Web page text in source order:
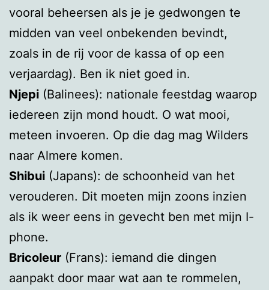
vooral beheersen als je je gedwongen te
midden van veel onbekenden bevindt,
zoals in de rij voor de kassa of op een
verjaardag). Ben ik niet goed in.
Njepi (Balinees): nationale feestdag waarop
iedereen zijn mond houdt. O wat mooi,
meteen invoeren. Op die dag mag Wilders
naar Almere komen.
Shibui (Japans): de schoonheid van het
verouderen. Dit moeten mijn zoons inzien
als ik weer eens in gevecht ben met mijn I-
phone.
Bricoleur (Frans): iemand die dingen
aanpakt door maar wat aan te rommelen,